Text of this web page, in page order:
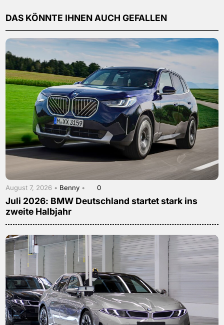
DAS KÖNNTE IHNEN AUCH GEFALLEN
August 7, 2026 • Benny • 0
Juli 2026: BMW Deutschland startet stark ins
zweite Halbjahr